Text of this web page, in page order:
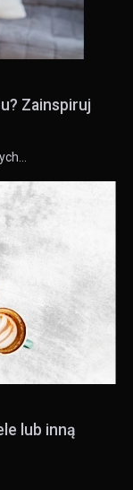
Zainspiruj
lub inną